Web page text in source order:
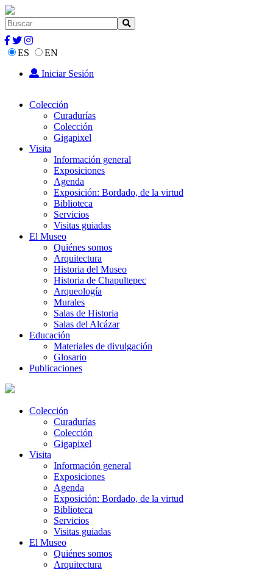
ES
EN
Iniciar Sesión
Colección
Curadurías
Colección
Gigapixel
Visita
Información general
Exposiciones
Agenda
Exposición: Bordado, de la virtud
Biblioteca
Servicios
Visitas guiadas
El Museo
Quiénes somos
Arquitectura
Historia del Museo
Historia de Chapultepec
Arqueología
Murales
Salas de Historia
Salas del Alcázar
Educación
Materiales de divulgación
Glosario
Publicaciones
Colección
Curadurías
Colección
Gigapixel
Visita
Información general
Exposiciones
Agenda
Exposición: Bordado, de la virtud
Biblioteca
Servicios
Visitas guiadas
El Museo
Quiénes somos
Arquitectura